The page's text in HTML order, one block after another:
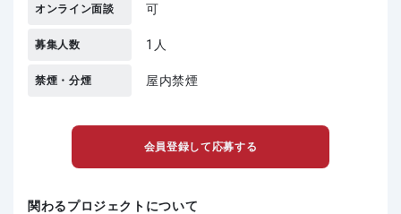
オンライン面談 可
募集人数 1人
禁煙・分煙 屋内禁煙
会員登録して応募する
関わるプロジェクトについて